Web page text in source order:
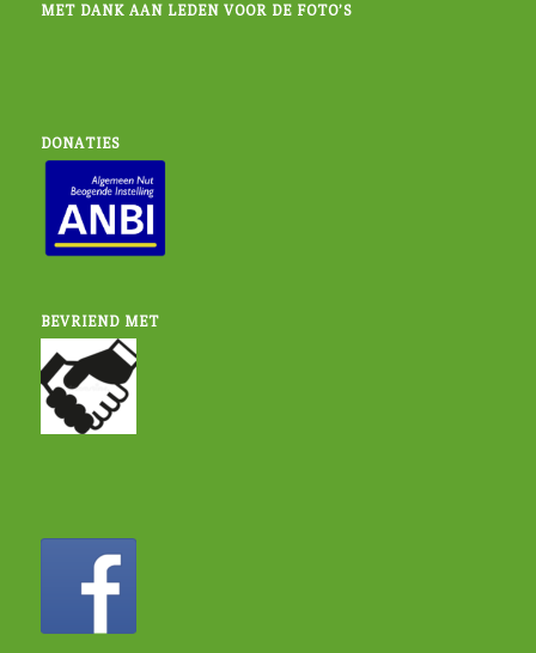
MET DANK AAN LEDEN VOOR DE FOTO’S
DONATIES
BEVRIEND MET